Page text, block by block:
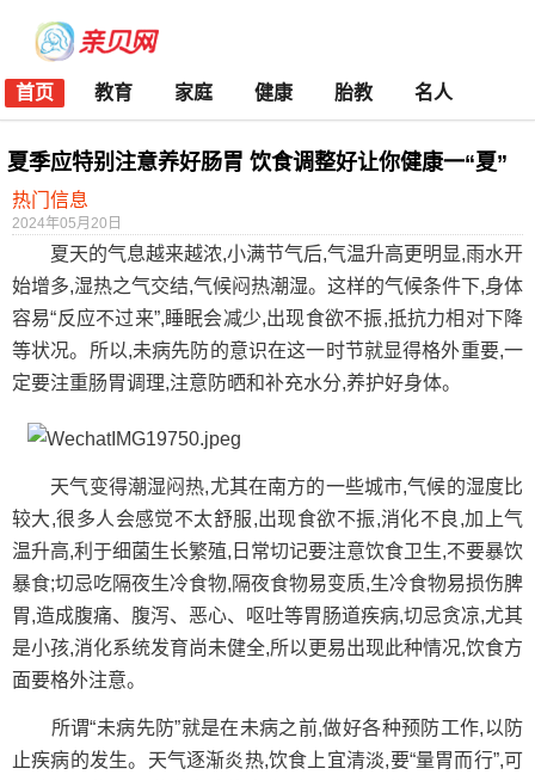
首页 教育 家庭 健康 胎教 名人
夏季应特别注意养好肠胃 饮食调整好让你健康一“夏”
热门信息
2024年05月20日
夏天的气息越来越浓,小满节气后,气温升高更明显,雨水开
始增多,湿热之气交结,气候闷热潮湿。这样的气候条件下,身体
容易“反应不过来”,睡眠会减少,出现食欲不振,抵抗力相对下降
等状况。所以,未病先防的意识在这一时节就显得格外重要,一
定要注重肠胃调理,注意防晒和补充水分,养护好身体。
天气变得潮湿闷热,尤其在南方的一些城市,气候的湿度比
较大,很多人会感觉不太舒服,出现食欲不振,消化不良,加上气
温升高,利于细菌生长繁殖,日常切记要注意饮食卫生,不要暴饮
暴食;切忌吃隔夜生冷食物,隔夜食物易变质,生冷食物易损伤脾
胃,造成腹痛、腹泻、恶心、呕吐等胃肠道疾病,切忌贪凉,尤其
是小孩,消化系统发育尚未健全,所以更易出现此种情况,饮食方
面要格外注意。
所谓“未病先防”就是在未病之前,做好各种预防工作,以防
止疾病的发生。天气逐渐炎热,饮食上宜清淡,要“量胃而行”,可